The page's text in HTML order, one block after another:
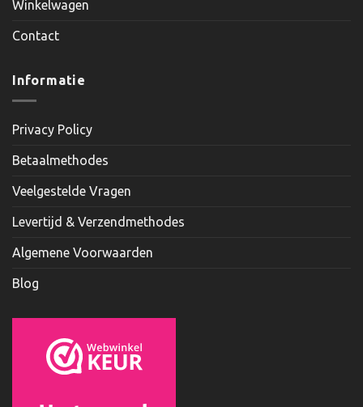
Winkelwagen
Contact
Informatie
Privacy Policy
Betaalmethodes
Veelgestelde Vragen
Levertijd & Verzendmethodes
Algemene Voorwaarden
Blog